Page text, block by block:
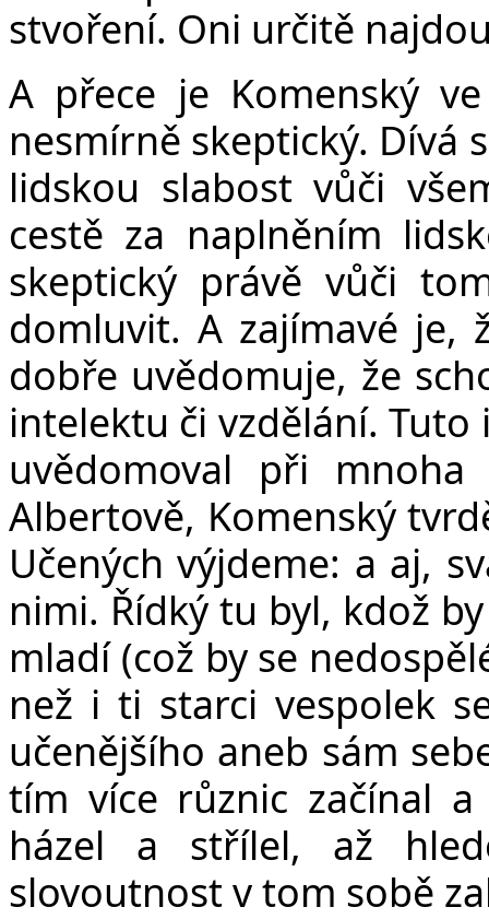
stvoření. Oni určitě
A přece je Komenský
nesmírně skeptický. Dívá
lidskou slabost vůči
cestě za naplněním
skeptický právě vůči
domluvit. A zajímavé je,
dobře uvědomuje, že
intelektu či vzdělání.
uvědomoval při
Albertově, Komenský
Učených výjdeme: a aj,
nimi. Řídký tu byl, kdož
mladí (což by se
než i ti starci vespolek
učenějšího aneb sám
tím více různic začínal
házel a střílel, až
slovoutnost v tom sobě